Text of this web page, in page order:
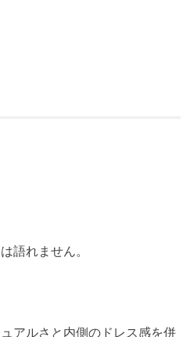
語れません。
アルさと内側のドレス感を併